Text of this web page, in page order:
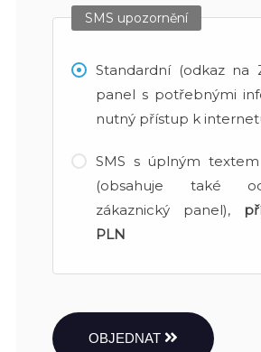
SMS upozornění
Standardní (odkaz na
panel s potřebnými
nutný přístup k
SMS s úplným
(obsahuje také
zákaznický panel),
PLN
OBJEDNAT